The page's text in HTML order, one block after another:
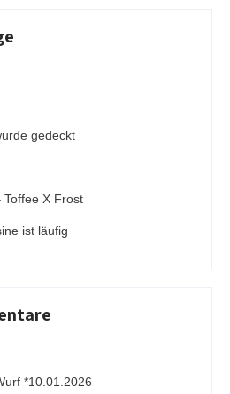
gedeckt
X Frost
ist läufig
*10.01.2026